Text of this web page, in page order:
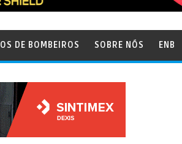
DE BOMBEIROS SOBRE NÓS ENB